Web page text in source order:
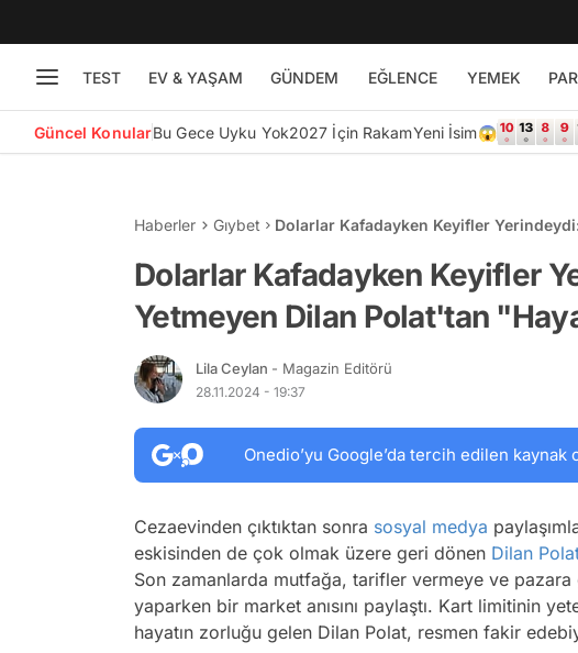
TEST EV & YAŞAM GÜNDEM EĞLENCE YEMEK
Güncel KonularBu Gece Uyku Yok2027 İçin RakamYeni İsim😱
Haberler Gıybet
Dolarlar Kafadayken Keyifler
Dolarlar Kafadayken Keyifler
Yetmeyen Dilan Polat'tan
Lila Ceylan - Magazin Editörü
28.11.2024 - 19:37
Onedio’yu Google’da tercih edilen kaynak
Cezaevinden çıktıktan sonra sosyal medya
eskisinden de çok olmak üzere geri dönen Dilan
Son zamanlarda mutfağa, tarifler vermeye ve
yaparken bir market anısını paylaştı. Kart limitinin
hayatın zorluğu gelen Dilan Polat, resmen fakir